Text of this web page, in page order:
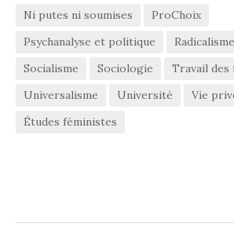
Ni putes ni soumises
ProChoix
Psychanalyse et politique
Radicalisme
Socialisme
Sociologie
Travail des
Universalisme
Université
Vie
Études féministes